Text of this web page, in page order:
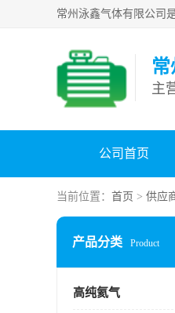
主
公司首页
当前位置： 首页 > 供应
产品分类 Product
高纯氦气